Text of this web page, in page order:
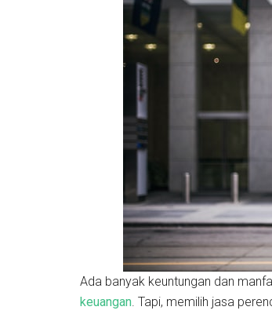
Ada banyak keuntungan dan
keuangan. Tapi, memilih jasa